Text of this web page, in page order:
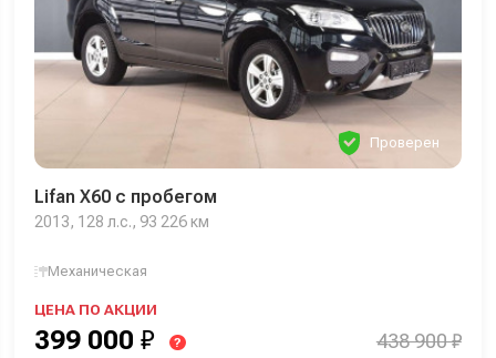
Проверен
Lifan X60 с пробегом
2013, 128 л.с., 93 226 км
Механическая
ЦЕНА ПО АКЦИИ
399 000 ₽ ? 438 900 ₽